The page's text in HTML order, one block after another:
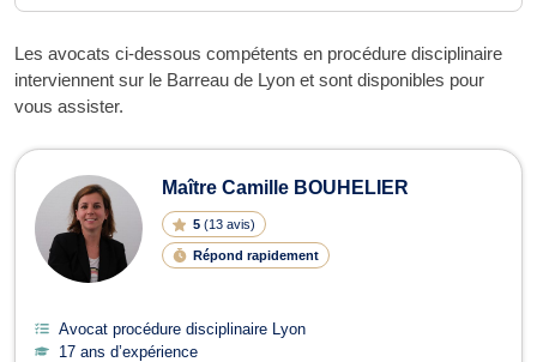
Les avocats ci-dessous compétents en procédure disciplinaire
interviennent sur le Barreau de Lyon et sont disponibles pour
vous assister.
Avocats en procédure disciplinaire
Maître Camille BOUHELIER
5 (13 avis)
Répond rapidement
Avocat procédure disciplinaire Lyon
17 ans d’expérience